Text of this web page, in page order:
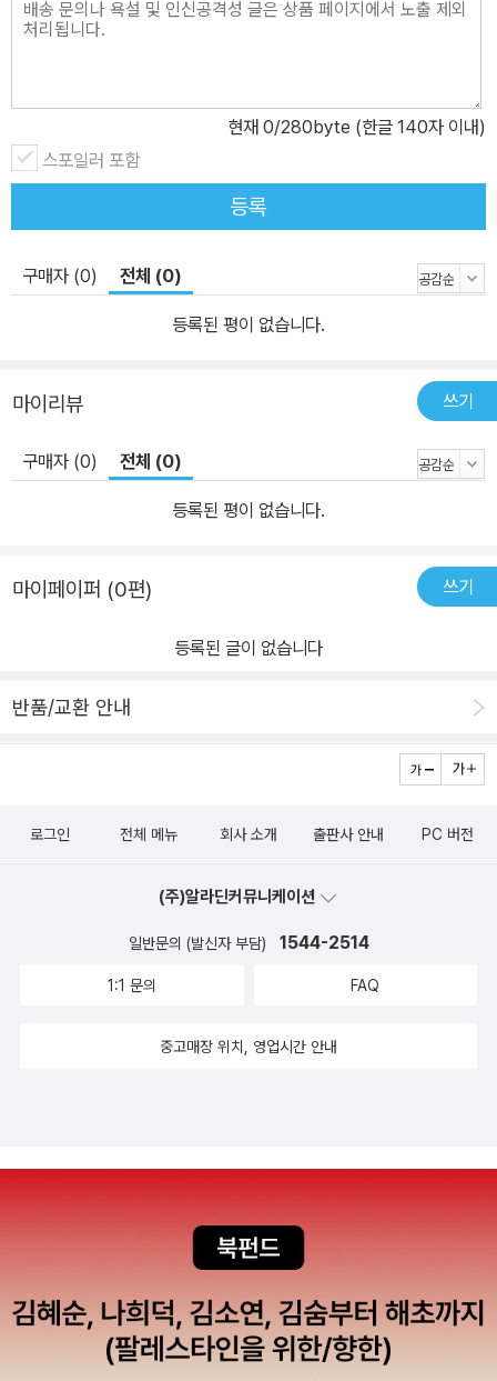
현재 0/280byte (한글 140자 이내)
스포일러 포함
등록
구매자 (0) 전체 (0)
등록된 평이 없습니다.
마이리뷰 쓰기
구매자 (0) 전체 (0)
등록된 평이 없습니다.
마이페이퍼 (0편) 쓰기
등록된 글이 없습니다
반품/교환 안내
로그인 전체 메뉴 회사 소개 출판사 안내 PC 버전
(주)알라딘커뮤니케이션
일반문의 (발신자 부담) 1544-2514
1:1 문의 FAQ
중고매장 위치, 영업시간 안내